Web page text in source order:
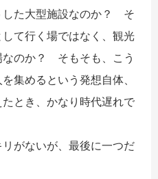
た大型施設なのか？ そ
て行く場ではなく、観光
なのか？ そもそも、こう
集めるという発想自体、
とき、かなり時代遅れで
がないが、最後に一つだ